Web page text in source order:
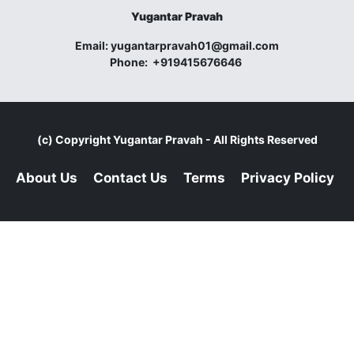
Yugantar Pravah
Email:yugantarpravah01@gmail.com
Phone: +919415676646
(c) CopyrightYugantar Pravah - All Rights Reserved
About Us Contact Us Terms Privacy Policy